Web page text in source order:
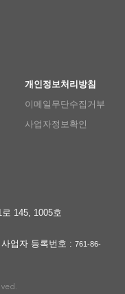
개인정보처리방침
이메일무단수집거부
사업자정보확인
145, 1005호
사업자 등록번호 : 761-86-